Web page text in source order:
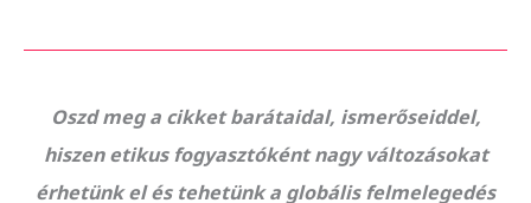
Oszd meg a cikket barátaidal, ismerőseiddel,
hiszen etikus fogyasztóként nagy változásokat
érhetünk el és tehetünk a globális felmelegedés